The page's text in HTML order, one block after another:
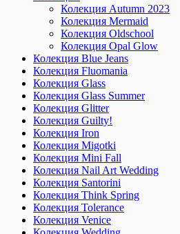
Колекция Autumn 2023
Колекция Mermaid
Колекция Oldschool
Колекция Opal Glow
Колекция Blue Jeans
Колекция Fluomania
Колекция Glass
Колекция Glass Summer
Колекция Glitter
Колекция Guilty!
Колекция Iron
Колекция Migotki
Колекция Mini Fall
Колекция Nail Art Wedding
Колекция Santorini
Колекция Think Spring
Колекция Tolerance
Колекция Venice